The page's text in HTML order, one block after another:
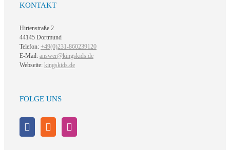
KONTAKT
Hirtenstraße 2
44145 Dortmund
Telefon: +49(0)231-860239120
E-Mail: answer@kingskids.de
Webseite: kingskids.de
FOLGE UNS